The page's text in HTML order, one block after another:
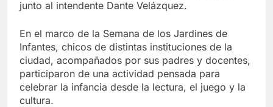
junto al intendente Dante Velázquez.
En el marco de la Semana de los Jardines de
Infantes, chicos de distintas instituciones de la
ciudad, acompañados por sus padres y docentes,
participaron de una actividad pensada para
celebrar la infancia desde la lectura, el juego y la
cultura.